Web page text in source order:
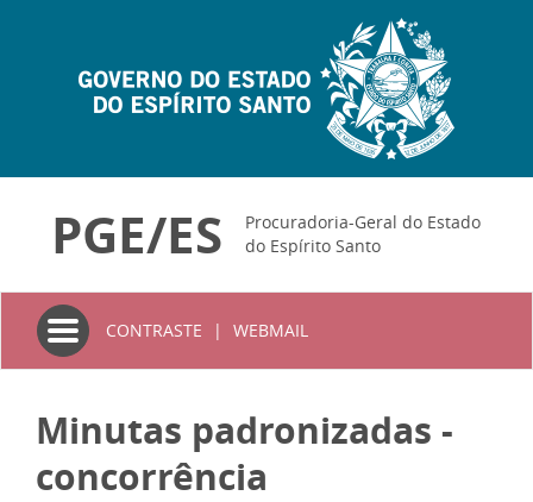
PGE/ES
Procuradoria-Geral do Estado
do Espírito Santo
Toggle
navigation
CONTRASTE | WEBMAIL
Minutas padronizadas -
concorrência